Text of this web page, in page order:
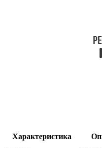
Характеристика